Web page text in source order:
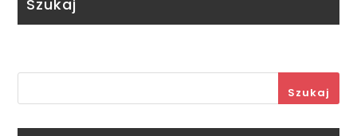
Szukaj
Szukaj